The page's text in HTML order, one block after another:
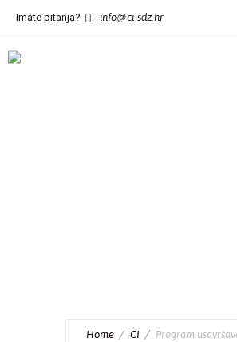
Imate pitanja? info@ci-sdz.hr
Home CI Program